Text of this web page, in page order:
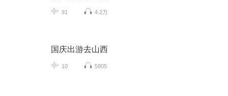
91 4.2万
国庆出游去山西
10 5805